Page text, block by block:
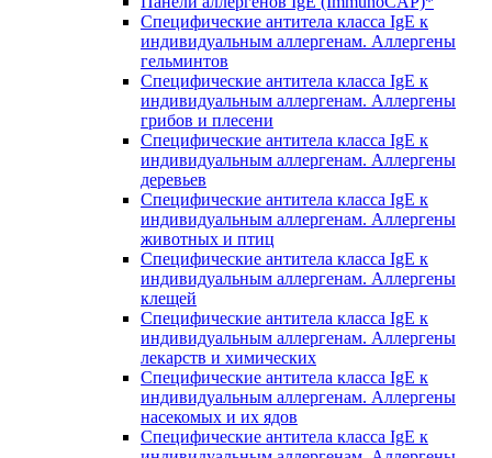
Специфические антитела класса IgE к
индивидуальным аллергенам. Аллергены
гельминтов
Специфические антитела класса IgE к
индивидуальным аллергенам. Аллергены
грибов и плесени
Специфические антитела класса IgE к
индивидуальным аллергенам. Аллергены
деревьев
Специфические антитела класса IgE к
индивидуальным аллергенам. Аллергены
животных и птиц
Специфические антитела класса IgE к
индивидуальным аллергенам. Аллергены
клещей
Специфические антитела класса IgE к
индивидуальным аллергенам. Аллергены
лекарств и химических
Специфические антитела класса IgE к
индивидуальным аллергенам. Аллергены
насекомых и их ядов
Специфические антитела класса IgE к